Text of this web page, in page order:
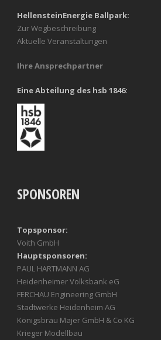
HellensteinEnergie Ballpark:
Zur Wegbeschreibung
Aktuelle Veranstaltungen
Ihre Ansprechpartner
Eine Abteilung des hsb 1846:
SPONSOREN
Topsponsor:
Voith GmbH
Hauptsponsoren:
PAUL HARTMANN AG
Heidenheimer Volksbank eG
FERCHAU Engineering GmbH
Stadtwerke Heidenheim AG
Königsbräu Majer GmbH & Co KG
Krieger Modellbau